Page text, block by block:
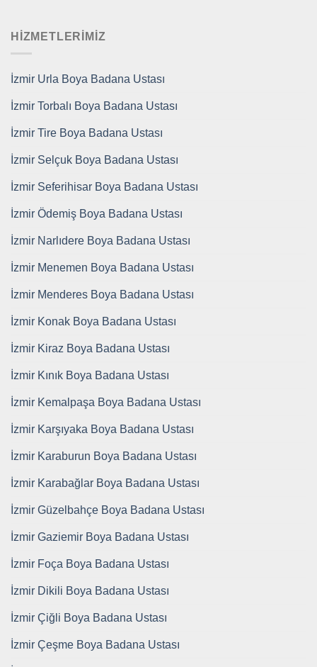
HİZMETLERİMİZ
İzmir Urla Boya Badana Ustası
İzmir Torbalı Boya Badana Ustası
İzmir Tire Boya Badana Ustası
İzmir Selçuk Boya Badana Ustası
İzmir Seferihisar Boya Badana Ustası
İzmir Ödemiş Boya Badana Ustası
İzmir Narlıdere Boya Badana Ustası
İzmir Menemen Boya Badana Ustası
İzmir Menderes Boya Badana Ustası
İzmir Konak Boya Badana Ustası
İzmir Kiraz Boya Badana Ustası
İzmir Kınık Boya Badana Ustası
İzmir Kemalpaşa Boya Badana Ustası
İzmir Karşıyaka Boya Badana Ustası
İzmir Karaburun Boya Badana Ustası
İzmir Karabağlar Boya Badana Ustası
İzmir Güzelbahçe Boya Badana Ustası
İzmir Gaziemir Boya Badana Ustası
İzmir Foça Boya Badana Ustası
İzmir Dikili Boya Badana Ustası
İzmir Çiğli Boya Badana Ustası
İzmir Çeşme Boya Badana Ustası